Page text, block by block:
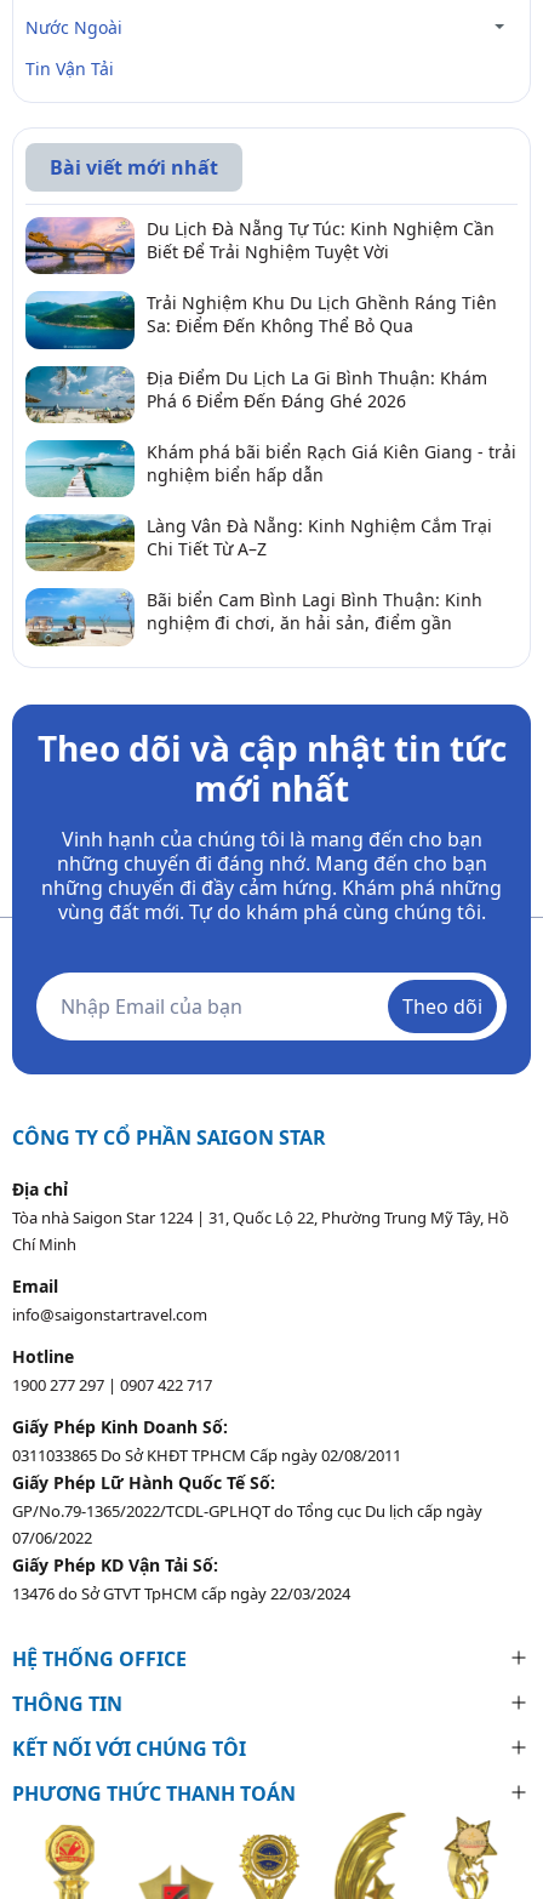
Nước Ngoài
Tin Vận Tải
Bài viết mới nhất
Du Lịch Đà Nẵng Tự Túc: Kinh Nghiệm Cần
Biết Để Trải Nghiệm Tuyệt Vời
Trải Nghiệm Khu Du Lịch Ghềnh Ráng Tiên
Sa: Điểm Đến Không Thể Bỏ Qua
Địa Điểm Du Lịch La Gi Bình Thuận: Khám
Phá 6 Điểm Đến Đáng Ghé 2026
Khám phá bãi biển Rạch Giá Kiên Giang - trải
nghiệm biển hấp dẫn
Làng Vân Đà Nẵng: Kinh Nghiệm Cắm Trại
Chi Tiết Từ A–Z
Bãi biển Cam Bình Lagi Bình Thuận: Kinh
nghiệm đi chơi, ăn hải sản, điểm gần
Theo dõi và cập nhật tin tức
mới nhất
Vinh hạnh của chúng tôi là mang đến cho bạn
những chuyến đi đáng nhớ. Mang đến cho bạn
những chuyến đi đầy cảm hứng. Khám phá những
vùng đất mới. Tự do khám phá cùng chúng tôi.
Theo dõi
CÔNG TY CỔ PHẦN SAIGON STAR
Địa chỉ
Tòa nhà Saigon Star 1224 | 31, Quốc Lộ 22, Phường Trung Mỹ Tây, Hồ
Chí Minh
Email
info@saigonstartravel.com
Hotline
1900 277 297 | 0907 422 717
Giấy Phép Kinh Doanh Số:
0311033865 Do Sở KHĐT TPHCM Cấp ngày 02/08/2011
Giấy Phép Lữ Hành Quốc Tế Số:
GP/No.79-1365/2022/TCDL-GPLHQT do Tổng cục Du lịch cấp ngày
07/06/2022
Giấy Phép KD Vận Tải Số:
13476 do Sở GTVT TpHCM cấp ngày 22/03/2024
HỆ THỐNG OFFICE
THÔNG TIN
KẾT NỐI VỚI CHÚNG TÔI
PHƯƠNG THỨC THANH TOÁN